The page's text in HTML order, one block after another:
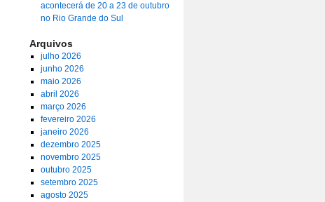
acontecerá de 20 a 23 de outubro
no Rio Grande do Sul
Arquivos
julho 2026
junho 2026
maio 2026
abril 2026
março 2026
fevereiro 2026
janeiro 2026
dezembro 2025
novembro 2025
outubro 2025
setembro 2025
agosto 2025